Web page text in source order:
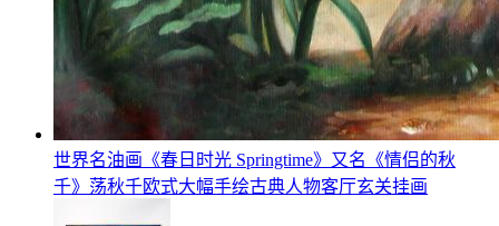
世界名油画《春日时光 Springtime》又名《情侣的秋
千》荡秋千欧式大幅手绘古典人物客厅玄关挂画